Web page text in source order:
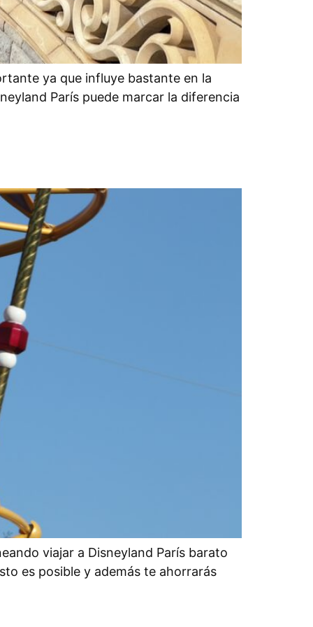
ya que influye bastante en la
París puede marcar la diferencia
viajar a Disneyland París barato
es posible y además te ahorrarás